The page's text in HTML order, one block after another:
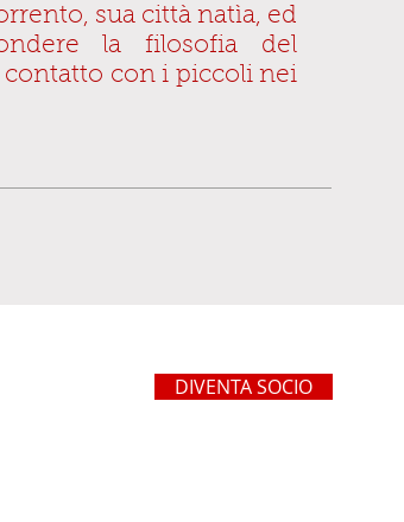
sua città natìa, ed
la filosofia del
con i piccoli nei
DIVENTA SOCIO